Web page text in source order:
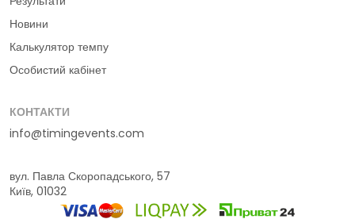
Новини
Калькулятор темпу
Особистий кабінет
КОНТАКТИ
info@timingevents.com
вул. Павла Скоропадського, 57
Київ, 01032